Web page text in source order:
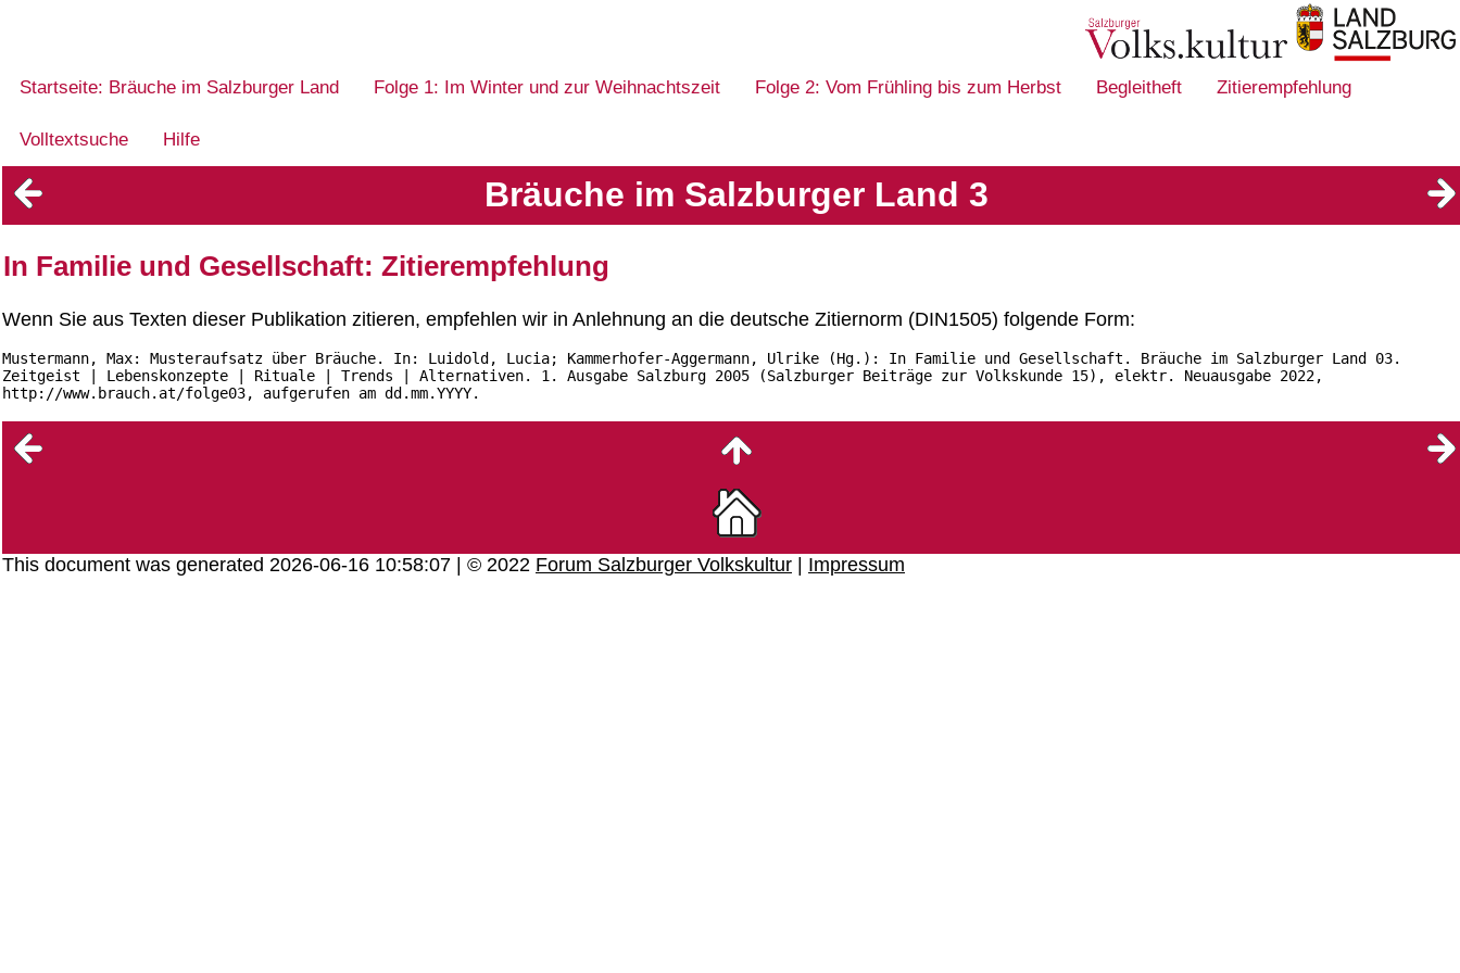
Startseite: Bräuche im Salzburger Land Folge 1: Im Winter und zur Weihnachtszeit Folge 2: Vom Frühling bis zum Herbst Begleitheft Zitierempfehlung
Volltextsuche Hilfe
Bräuche im Salzburger Land 3
In Familie und Gesellschaft: Zitierempfehlung
Wenn Sie aus Texten dieser Publikation zitieren, empfehlen wir in Anlehnung an die deutsche Zitiernorm (DIN1505) folgende Form:
Mustermann, Max: Musteraufsatz über Bräuche. In: Luidold, Lucia; Kammerhofer-Aggermann, Ulrike (Hg.): In Familie und Gesellschaft. Bräuche im Salzburger Land 03.
Zeitgeist | Lebenskonzepte | Rituale | Trends | Alternativen. 1. Ausgabe Salzburg 2005 (Salzburger Beiträge zur Volkskunde 15), elektr. Neuausgabe 2022,
http://www.brauch.at/folge03, aufgerufen am dd.mm.YYYY.
This document was generated 2026-06-16 10:58:07 | © 2022 Forum Salzburger Volkskultur Impressum